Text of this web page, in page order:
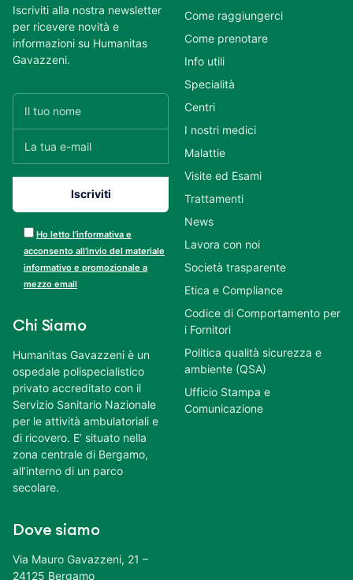
Iscriviti alla nostra newsletter
per ricevere novità e
informazioni su Humanitas
Gavazzeni.
Ho letto l’informativa e
acconsento all’invio del materiale
informativo e promozionale a
mezzo email
Chi Siamo
Humanitas Gavazzeni è un
ospedale polispecialistico
privato accreditato con il
Servizio Sanitario Nazionale
per le attività ambulatoriali e
di ricovero. E’ situato nella
zona centrale di Bergamo,
all’interno di un parco
secolare.
Dove siamo
Via Mauro Gavazzeni, 21 –
24125 Bergamo
Come raggiungerci
Come prenotare
Info utili
Specialità
Centri
I nostri medici
Malattie
Visite ed Esami
Trattamenti
News
Lavora con noi
Società trasparente
Etica e Compliance
Codice di Comportamento per
i Fornitori
Politica qualità sicurezza e
ambiente (QSA)
Ufficio Stampa e
Comunicazione